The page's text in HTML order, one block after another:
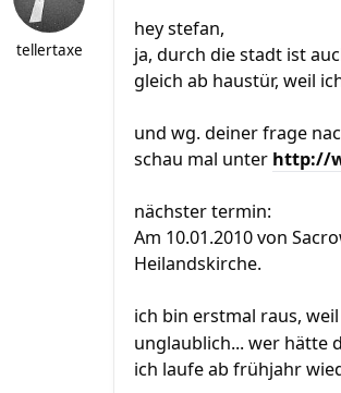
tellertaxe
hey stefan,
ja, durch die stadt ist
gleich ab haustür, weil
und wg. deiner frage
schau mal unter http://
nächster termin:
Am 10.01.2010 von
Heilandskirche.
ich bin erstmal raus,
unglaublich... wer hätte
ich laufe ab frühjahr